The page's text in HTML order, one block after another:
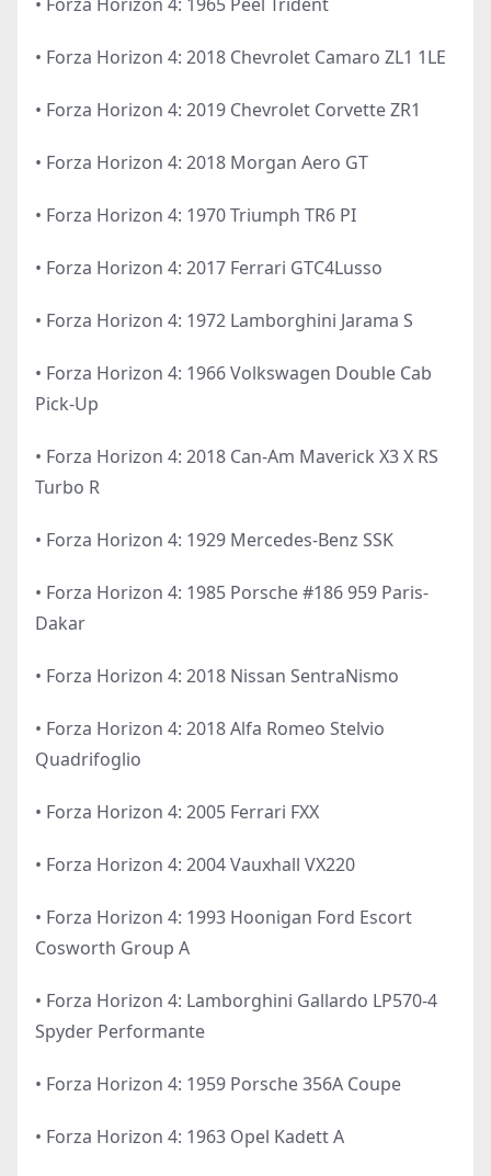
• Forza Horizon 4: 2018 Chevrolet Camaro ZL1 1LE
• Forza Horizon 4: 2019 Chevrolet Corvette ZR1
• Forza Horizon 4: 2018 Morgan Aero GT
• Forza Horizon 4: 1970 Triumph TR6 PI
• Forza Horizon 4: 2017 Ferrari GTC4Lusso
• Forza Horizon 4: 1972 Lamborghini Jarama S
• Forza Horizon 4: 1966 Volkswagen Double Cab
Pick-Up
• Forza Horizon 4: 2018 Can-Am Maverick X3 X RS
Turbo R
• Forza Horizon 4: 1929 Mercedes-Benz SSK
• Forza Horizon 4: 1985 Porsche #186 959 Paris-
Dakar
• Forza Horizon 4: 2018 Nissan SentraNismo
• Forza Horizon 4: 2018 Alfa Romeo Stelvio
Quadrifoglio
• Forza Horizon 4: 2005 Ferrari FXX
• Forza Horizon 4: 2004 Vauxhall VX220
• Forza Horizon 4: 1993 Hoonigan Ford Escort
Cosworth Group A
• Forza Horizon 4: Lamborghini Gallardo LP570-4
Spyder Performante
• Forza Horizon 4: 1959 Porsche 356A Coupe
• Forza Horizon 4: 1963 Opel Kadett A